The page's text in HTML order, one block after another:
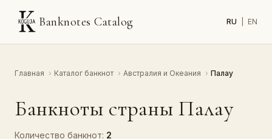
Banknotes Catalog RU EN
Главная › Каталог банкнот › Австралия и Океания › Палау
Банкноты страны Палау
Количество банкнот: 2